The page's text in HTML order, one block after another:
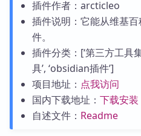
插件作者：arcticleo
插件说明：它能从维基
件。
插件分类：[‘第三方工具
具’, ‘obsidian插件’]
项目地址： 点我访问
国内下载地址： 下载安装
自述文件： Readme